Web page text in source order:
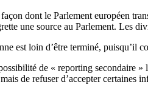
dont le Parlement européen
une source au Parlement. Les
est loin d’être terminé, puisqu’il
de « reporting secondaire
de refuser d’accepter certaines